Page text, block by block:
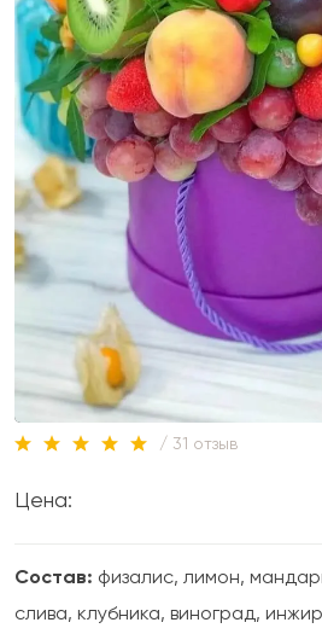
/ 31 отзыв
Цена:
Состав: физалис, лимон,
слива, клубника, виноград,